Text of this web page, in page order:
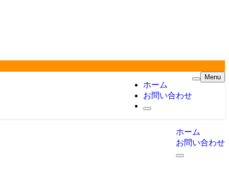
ホーム
お問い合わせ
Menu
ホーム
お問い合わせ